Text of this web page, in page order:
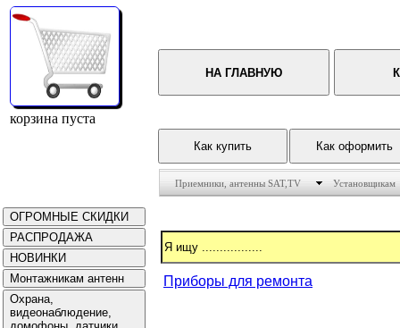
корзина пуста
Приемники, антенны SAT,TV Установщикам
Приборы для ремонта